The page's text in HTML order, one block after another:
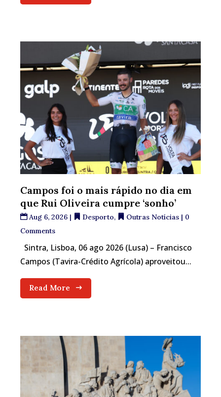
Campos foi o mais rápido no dia em
que Rui Oliveira cumpre ‘sonho’
Aug 6, 2026 | Desporto, Outras Notícias | 0
Comments
Sintra, Lisboa, 06 ago 2026 (Lusa) – Francisco
Campos (Tavira-Crédito Agrícola) aproveitou...
Read More